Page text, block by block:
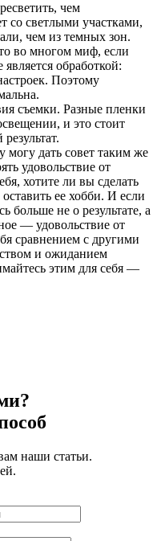
чем
со светлыми участками,
чем из темных зон.
во многом миф, если
обработкой:
Поэтому
съемки. Разные пленки
и это стоит
могу дать совет таким же
удовольствие от
хотите ли вы сделать
ее хобби. И если
больше не о результате, а
— удовольствие от
сравнением с другими
и ожиданием
этим для себя —
наши статьи.